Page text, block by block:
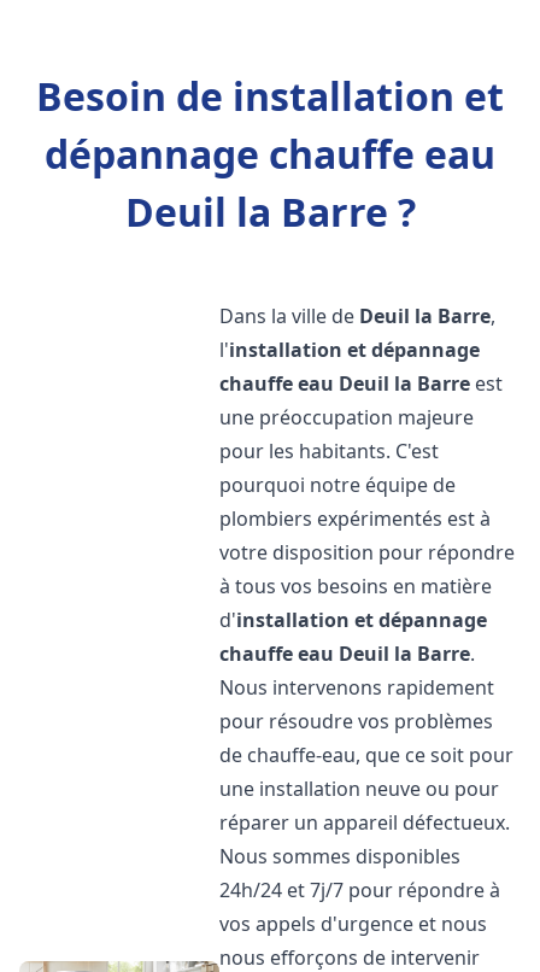
Besoin de installation et
dépannage chauffe eau
Deuil la Barre ?
Dans la ville de Deuil la Barre,
l'installation et dépannage
chauffe eau Deuil la Barre est
une préoccupation majeure
pour les habitants. C'est
pourquoi notre équipe de
plombiers expérimentés est à
votre disposition pour répondre
à tous vos besoins en matière
d'installation et dépannage
chauffe eau Deuil la Barre.
Nous intervenons rapidement
pour résoudre vos problèmes
de chauffe-eau, que ce soit pour
une installation neuve ou pour
réparer un appareil défectueux.
Nous sommes disponibles
24h/24 et 7j/7 pour répondre à
vos appels d'urgence et nous
nous efforçons de intervenir